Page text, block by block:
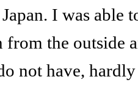
I was able
the outside
not have,